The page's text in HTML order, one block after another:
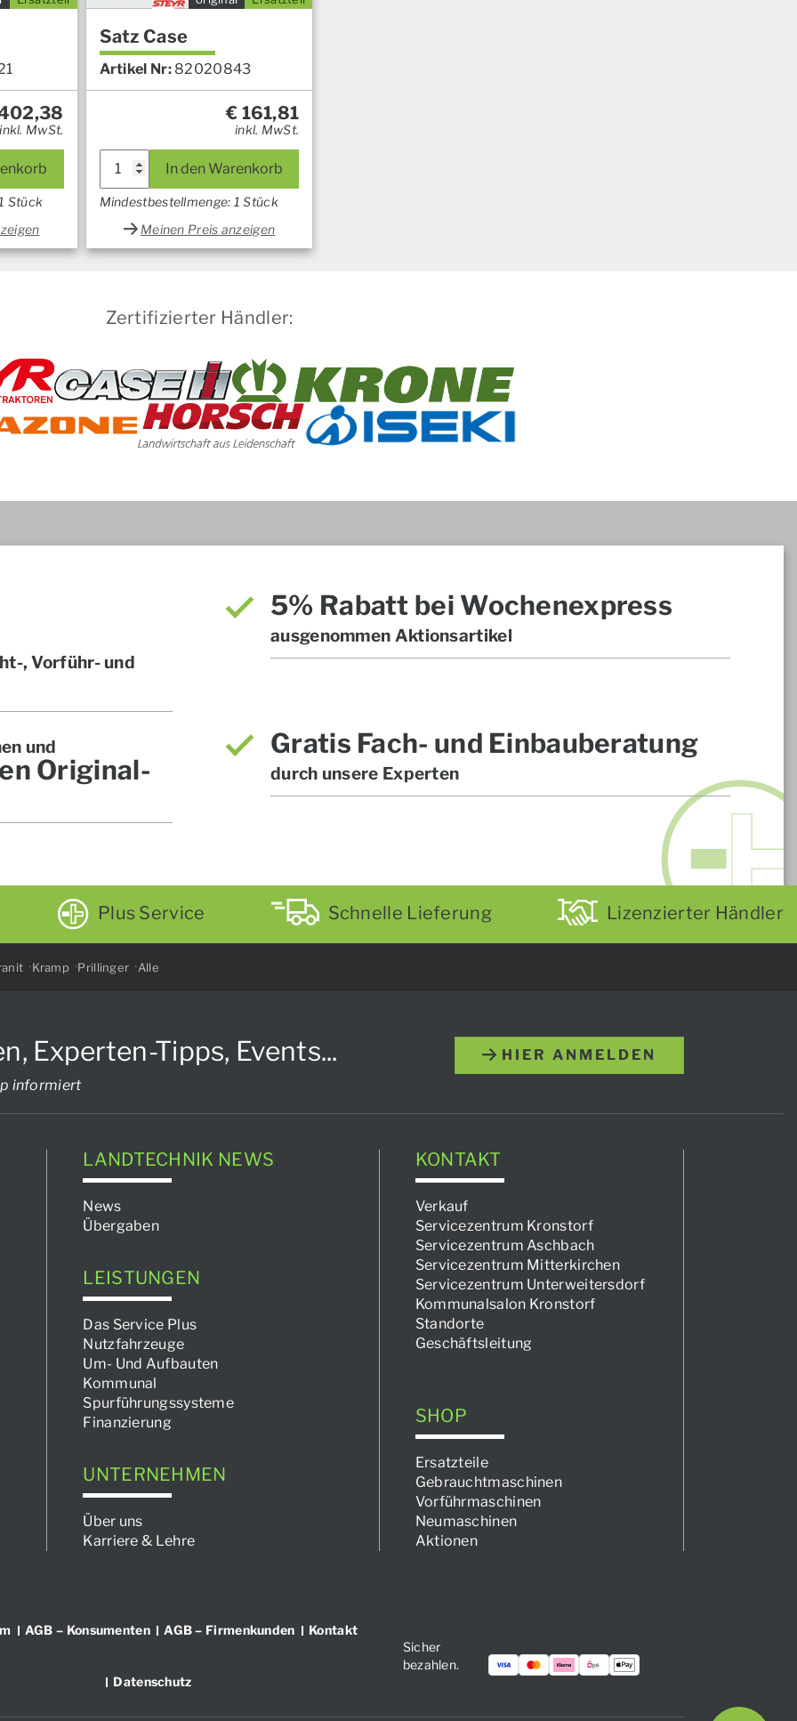
inkl. MwSt.
Stück
Satz Case
Artikel Nr: 82020843
€ 161,81
inkl. MwSt.
Case
Menge
In den Warenkorb
Mindestbestellmenge: 1 Stück
Meinen Preis anzeigen
Zertifizierter Händler:
, Vorführ- und
5% Rabatt bei Wochenexpress
ausgenommen Aktionsartikel
und
Original-
Gratis Fach- und Einbauberatung
durch unsere Experten
Plus Service Schnelle Lieferung Lizenzierter Händler
Kramp Prillinger Alle
Experten-Tipps, Events...
informiert
HIER ANMELDEN
LANDTECHNIK NEWS
News
Übergaben
LEISTUNGEN
Das Service Plus
Nutzfahrzeuge
Um- Und Aufbauten
Kommunal
Spurführungssysteme
Finanzierung
UNTERNEHMEN
Über uns
Karriere & Lehre
KONTAKT
Verkauf
Servicezentrum Kronstorf
Servicezentrum Aschbach
Servicezentrum Mitterkirchen
Servicezentrum Unterweitersdorf
Kommunalsalon Kronstorf
Standorte
Geschäftsleitung
SHOP
Ersatzteile
Gebrauchtmaschinen
Vorführmaschinen
Neumaschinen
Aktionen
AGB – Konsumenten AGB – Firmenkunden Kontakt
Datenschutz
Sicher
bezahlen.